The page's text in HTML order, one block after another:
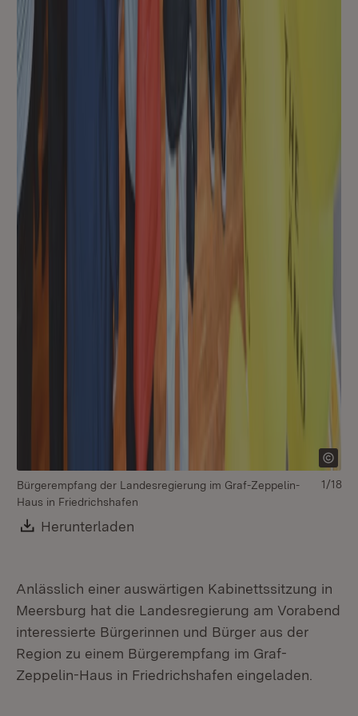
Bürgerempfang der Landesregierung im Graf-Zeppelin-
Haus in Friedrichshafen
Download:
Herunterladen
1/18
Anlässlich einer auswärtigen Kabinettssitzung in
Meersburg hat die Landesregierung am Vorabend
interessierte Bürgerinnen und Bürger aus der
Region zu einem Bürgerempfang im Graf-
Zeppelin-Haus in Friedrichshafen eingeladen.